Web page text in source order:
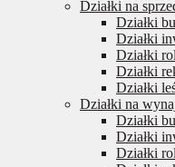
Działki na
Działki
Działki
Działki
Działki
Działki
Działki na
Działki
Działki
Działki